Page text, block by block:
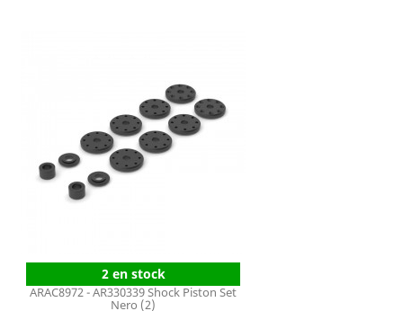
2 en stock
ARAC8972 - AR330339 Shock Piston Set
Nero (2)